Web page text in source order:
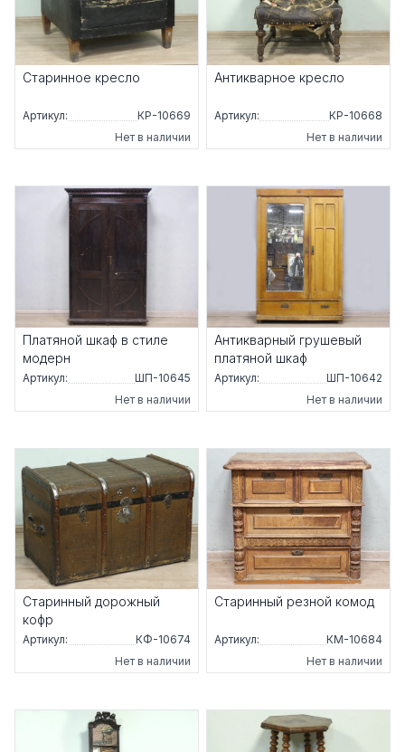
Старинное кресло
Артикул:
КР-10669
Нет в наличии
Антикварное кресло
Артикул:
КР-10668
Нет в наличии
Платяной шкаф в стиле
модерн
Артикул:
ШП-10645
Нет в наличии
Антикварный грушевый
платяной шкаф
Артикул:
ШП-10642
Нет в наличии
Старинный дорожный
кофр
Артикул:
КФ-10674
Нет в наличии
Старинный резной комод
Артикул:
КМ-10684
Нет в наличии